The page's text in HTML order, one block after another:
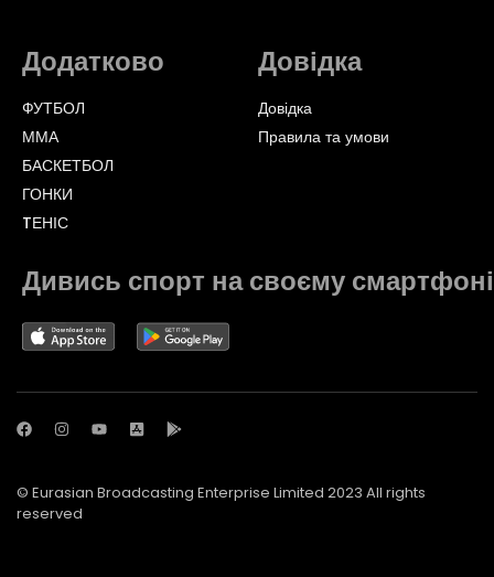
Додатково
ФУТБОЛ
ММА
БАСКЕТБОЛ
ГОНКИ
TЕНІС
Довідка
Довідка
Правила та умови
Дивись спорт на своєму смартфоні
© Eurasian Broadcasting Enterprise Limited 2023 All rights
reserved